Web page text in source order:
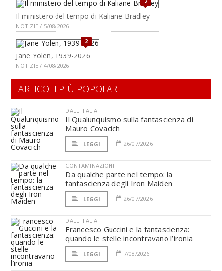
Il ministero del tempo di Kaliane Bradley
NOTIZIE / 5/08/2026
2
Jane Yolen, 1939-2026
NOTIZIE / 4/08/2026
ARTICOLI PIÙ POPOLARI
DALL'ITALIA
Il Qualunquismo sulla fantascienza di
Mauro Covacich
LEGGI 26/07/2026
CONTAMINAZIONI
Da qualche parte nel tempo: la
fantascienza degli Iron Maiden
LEGGI 26/07/2026
DALL'ITALIA
Francesco Guccini e la fantascienza:
quando le stelle incontravano l’ironia
LEGGI 7/08/2026